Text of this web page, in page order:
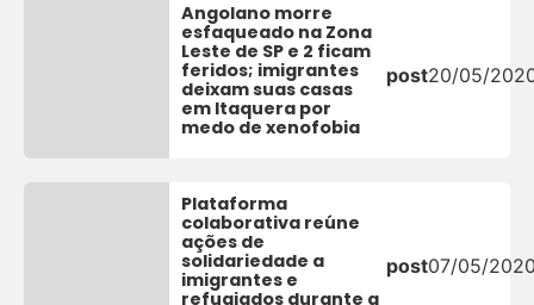
Angolano morre
esfaqueado na Zona
Leste de SP e 2 ficam
feridos; imigrantes
deixam suas casas
em Itaquera por
medo de xenofobia
post20/05/
Plataforma
colaborativa reúne
ações de
solidariedade a
imigrantes e
refugiados durante a
post07/05/